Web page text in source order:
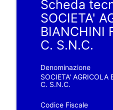
Scheda
SOCIETA'
BIANCHINI
C. S.N.C.
Denominazione
SOCIETA' AGRICOLA
C. S.N.C.
Codice Fiscale